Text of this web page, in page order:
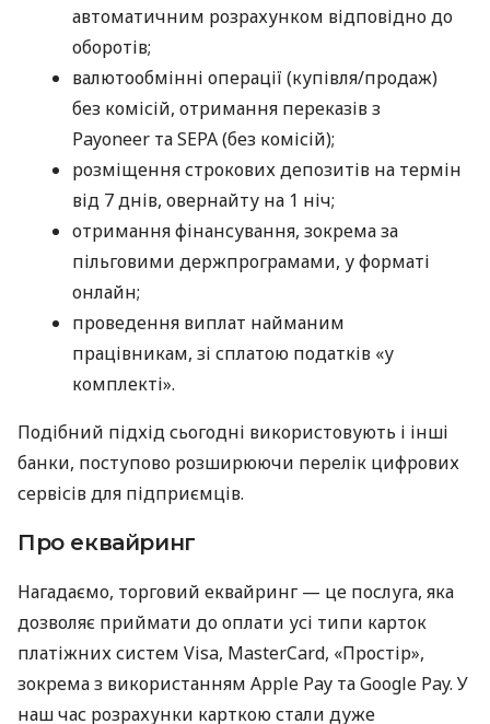
автоматичним розрахунком відповідно до
оборотів;
валютообмінні операції (купівля/продаж)
без комісій, отримання переказів з
Payoneer та SEPA (без комісій);
розміщення строкових депозитів на термін
від 7 днів, овернайту на 1 ніч;
отримання фінансування, зокрема за
пільговими держпрограмами, у форматі
онлайн;
проведення виплат найманим
працівникам, зі сплатою податків «у
комплекті».
Подібний підхід сьогодні використовують і інші
банки, поступово розширюючи перелік цифрових
сервісів для підприємців.
Про еквайринг
Нагадаємо, торговий еквайринг — це послуга, яка
дозволяє приймати до оплати усі типи карток
платіжних систем Visa, MasterCard, «Простір»,
зокрема з використанням Apple Pay та Google Pay. У
наш час розрахунки карткою стали дуже